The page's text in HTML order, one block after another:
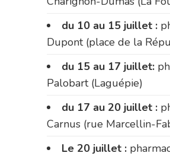
du 10 au 15 juillet :
Dupont (place de la
du 15 au 17 juillet:
Palobart (Laguépie)
du 17 au 20 juillet :
Carnus (rue Marcellin-
Le 20 juillet :